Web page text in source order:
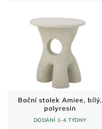
Boční stolek Amiee, bílý,
polyresin
DODÁNÍ 1-4 TÝDNY